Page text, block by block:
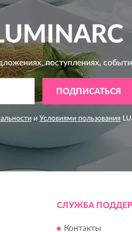
поступлениях,
ПОДПИСАТЬСЯ
и Условиями пользования
СЛУЖБА
Контакты